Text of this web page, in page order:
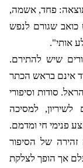
פחד, אשמה,
שגורם לנפש
אותי".
שיש להתירם.
אינם בראש הכתר
סודות וסיפורי
למסיכה
פנימי חי ומדמם.
זהירה של הסיפור
אך הופך לצלקת